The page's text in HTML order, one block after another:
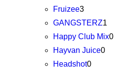
Fruizee3
GANGSTERZ1
Happy Club Mix0
Hayvan Juice0
Headshot0